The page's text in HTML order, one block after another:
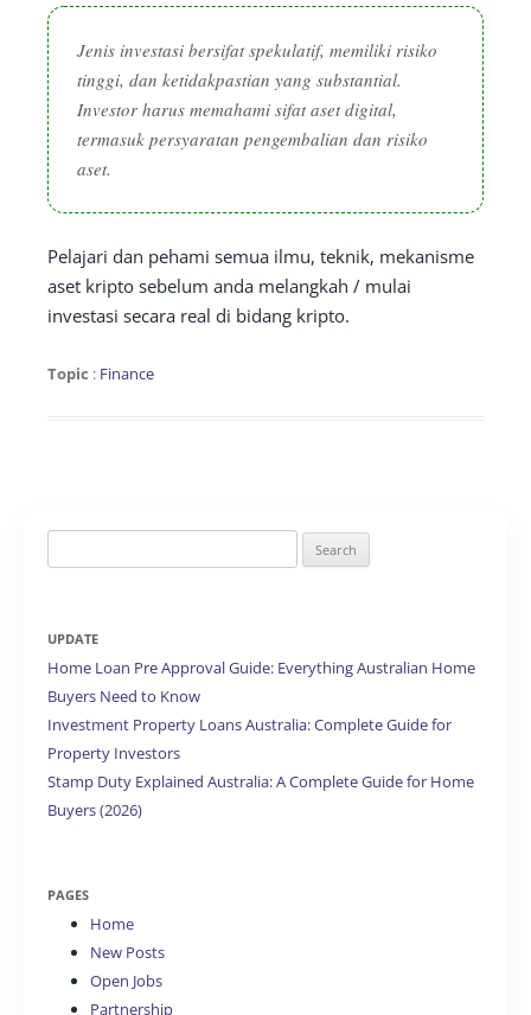
Jenis investasi bersifat spekulatif, memiliki risiko
tinggi, dan ketidakpastian yang substantial.
Investor harus memahami sifat aset digital,
termasuk persyaratan pengembalian dan risiko
aset.
Pelajari dan pehami semua ilmu, teknik, mekanisme
aset kripto sebelum anda melangkah / mulai
investasi secara real di bidang kripto.
Topic : Finance
for:
UPDATE
Home Loan Pre Approval Guide: Everything Australian Home
Buyers Need to Know
Investment Property Loans Australia: Complete Guide for
Property Investors
Stamp Duty Explained Australia: A Complete Guide for Home
Buyers (2026)
PAGES
Home
New Posts
Open Jobs
Partnership